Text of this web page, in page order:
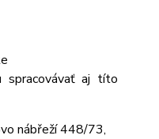
spracovávať aj títo
nábřeží 448/73,